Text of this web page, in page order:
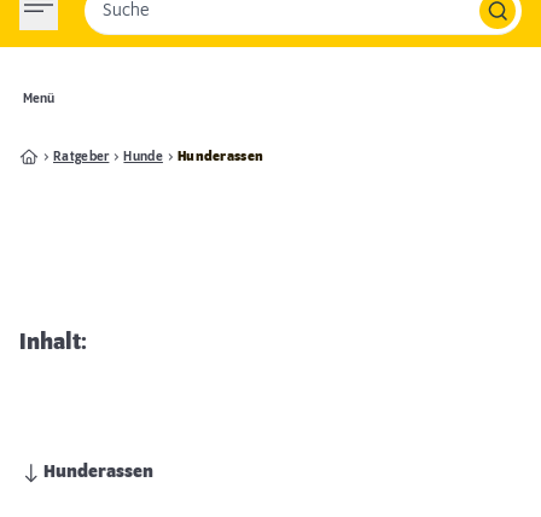
Menü
Suche
Ratgeber Hunde Hunderassen
Inhalt:
Hunderassen